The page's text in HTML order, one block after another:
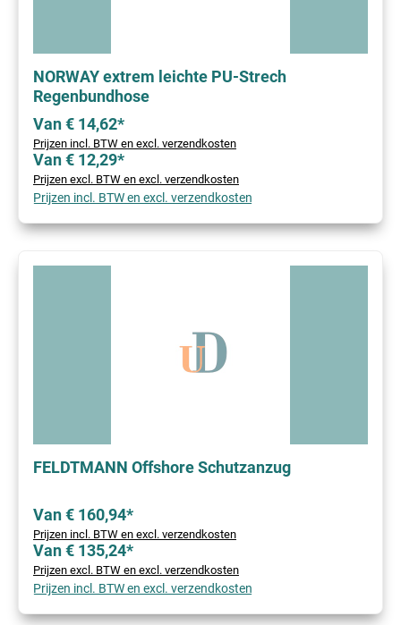
NORWAY extrem leichte PU-Strech
Regenbundhose
Van € 14,62*
Prijzen incl. BTW en excl. verzendkosten
Van € 12,29*
Prijzen excl. BTW en excl. verzendkosten
Prijzen incl. BTW en excl. verzendkosten
FELDTMANN Offshore Schutzanzug
Van € 160,94*
Prijzen incl. BTW en excl. verzendkosten
Van € 135,24*
Prijzen excl. BTW en excl. verzendkosten
Prijzen incl. BTW en excl. verzendkosten